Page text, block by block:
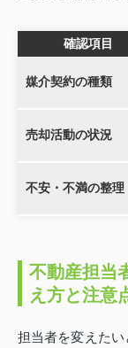
確認項目
媒介契約の種類
売却活動の状況
不安・不満の整理
不動産担当
え方と注意
担当者を変えた